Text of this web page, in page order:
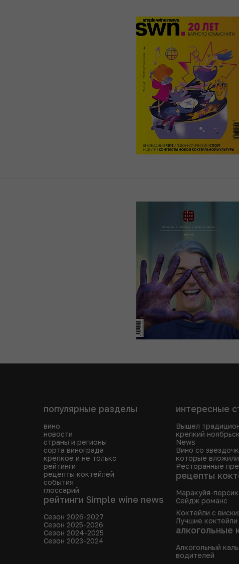
популярные разделы
вино
новости
страны и регионы
сорта винограда
крепкое и не только
рейтинги
рецепты коктейлей
события
глоссарий
рейтинги Simple wine news
Сезон 2026-2027
Сезон 2025-2026
Сезон 2024-2025
Сезон 2023-2024
интересные
Вышел
крепкий
News
Вино со
которые
Ресторанные
рецепты
Маракуйя-
Сейдж романс
Коктейли с
Лучшие
алкогольные
Алкогольный
водителей